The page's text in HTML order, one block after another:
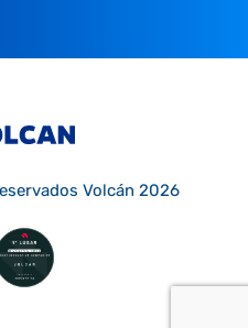
Volcán 2026